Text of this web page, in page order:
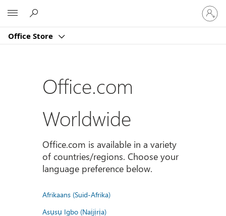
Office Store
Sign
in
to
account
Office.com
Worldwide
Office.com is available in a variety
of countries/regions. Choose your
language preference below.
Afrikaans (Suid-Afrika)
Asụsụ Igbo (Naịjịrịa)